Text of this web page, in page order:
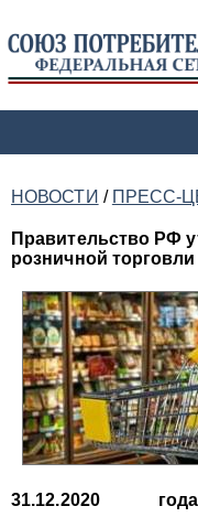
НОВОСТИ / ПРЕСС-
Правительство РФ
розничной торговли
31.12.2020